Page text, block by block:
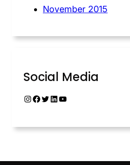
November 2015
Social Media